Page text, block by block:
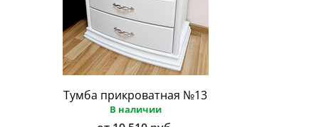
Тумба прикроватная №13
В наличии